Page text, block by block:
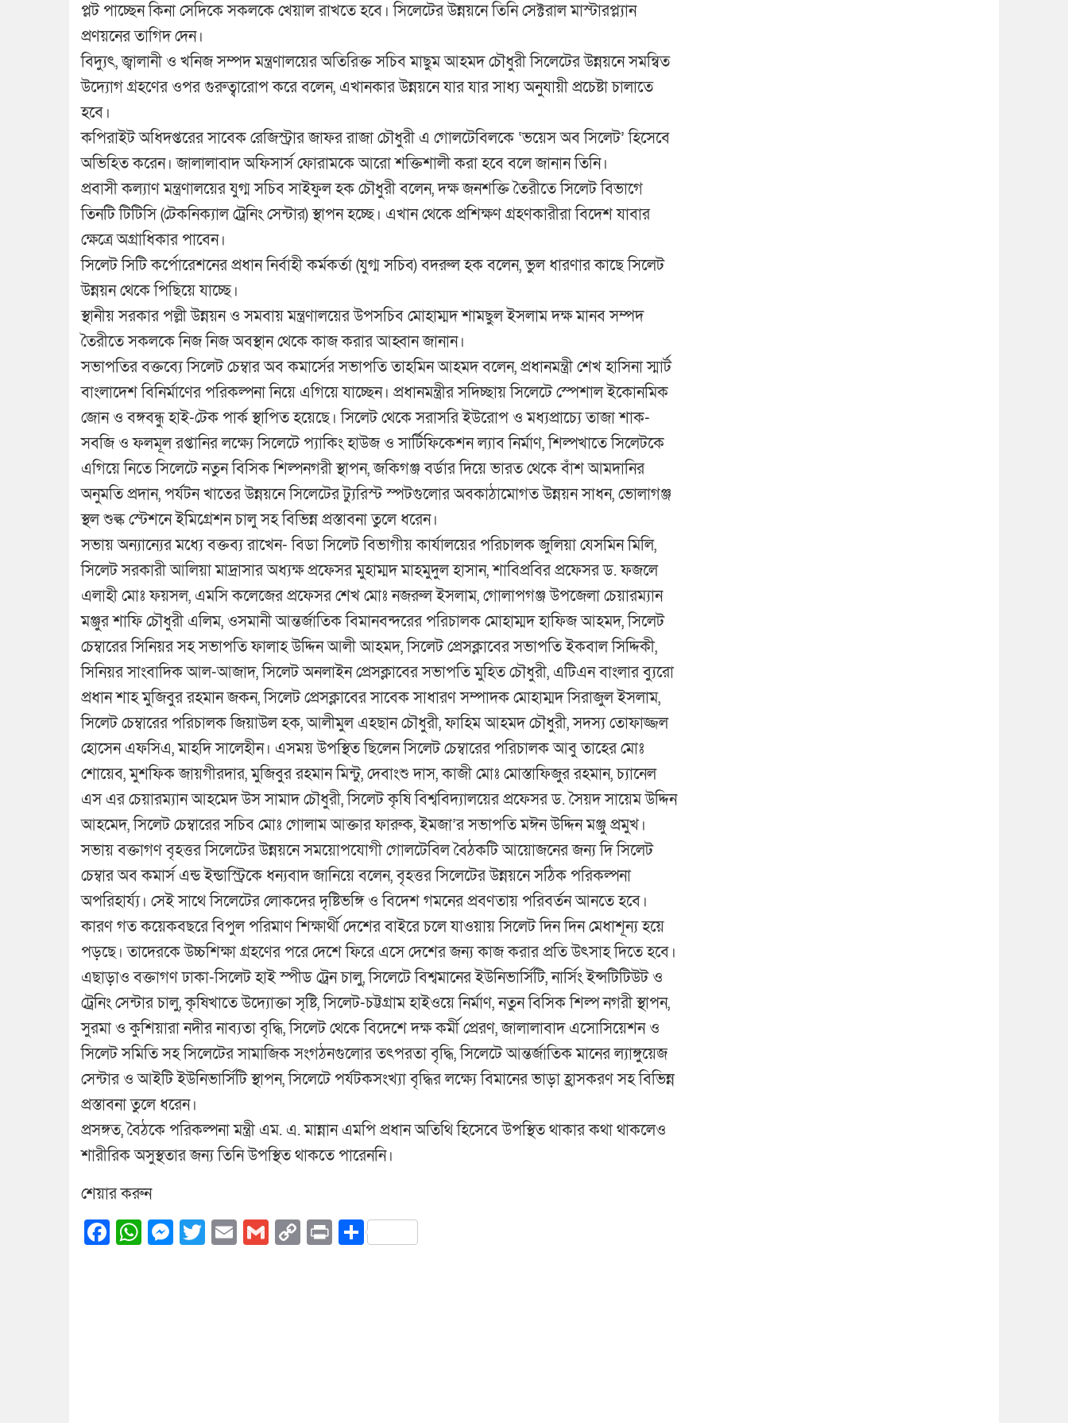
প্লট পাচ্ছেন কিনা সেদিকে সকলকে খেয়াল রাখতে হবে। সিলেটের উন্নয়নে তিনি সেক্টরাল মাস্টারপ্ল্যান
প্রণয়নের তাগিদ দেন।
বিদ্যুৎ, জ্বালানী ও খনিজ সম্পদ মন্ত্রণালয়ের অতিরিক্ত সচিব মাছুম আহমদ চৌধুরী সিলেটের উন্নয়নে সমন্বিত
উদ্যোগ গ্রহণের ওপর গুরুত্বারোপ করে বলেন, এখানকার উন্নয়নে যার যার সাধ্য অনুযায়ী প্রচেষ্টা চালাতে
হবে।
কপিরাইট অধিদপ্তরের সাবেক রেজিস্ট্রার জাফর রাজা চৌধুরী এ গোলটেবিলকে ‘ভয়েস অব সিলেট’ হিসেবে
অভিহিত করেন। জালালাবাদ অফিসার্স ফোরামকে আরো শক্তিশালী করা হবে বলে জানান তিনি।
প্রবাসী কল্যাণ মন্ত্রণালয়ের যুগ্ম সচিব সাইফুল হক চৌধুরী বলেন, দক্ষ জনশক্তি তৈরীতে সিলেট বিভাগে
তিনটি টিটিসি (টেকনিক্যাল ট্রেনিং সেন্টার) স্থাপন হচ্ছে। এখান থেকে প্রশিক্ষণ গ্রহণকারীরা বিদেশ যাবার
ক্ষেত্রে অগ্রাধিকার পাবেন।
সিলেট সিটি কর্পোরেশনের প্রধান নির্বাহী কর্মকর্তা (যুগ্ম সচিব) বদরুল হক বলেন, ভুল ধারণার কাছে সিলেট
উন্নয়ন থেকে পিছিয়ে যাচ্ছে।
স্থানীয় সরকার পল্লী উন্নয়ন ও সমবায় মন্ত্রণালয়ের উপসচিব মোহাম্মদ শামছুল ইসলাম দক্ষ মানব সম্পদ
তৈরীতে সকলকে নিজ নিজ অবস্থান থেকে কাজ করার আহ্বান জানান।
সভাপতির বক্তব্যে সিলেট চেম্বার অব কমার্সের সভাপতি তাহমিন আহমদ বলেন, প্রধানমন্ত্রী শেখ হাসিনা স্মার্ট
বাংলাদেশ বিনির্মাণের পরিকল্পনা নিয়ে এগিয়ে যাচ্ছেন। প্রধানমন্ত্রীর সদিচ্ছায় সিলেটে স্পেশাল ইকোনমিক
জোন ও বঙ্গবন্ধু হাই-টেক পার্ক স্থাপিত হয়েছে। সিলেট থেকে সরাসরি ইউরোপ ও মধ্যপ্রাচ্যে তাজা শাক-
সবজি ও ফলমূল রপ্তানির লক্ষ্যে সিলেটে প্যাকিং হাউজ ও সার্টিফিকেশন ল্যাব নির্মাণ, শিল্পখাতে সিলেটকে
এগিয়ে নিতে সিলেটে নতুন বিসিক শিল্পনগরী স্থাপন, জকিগঞ্জ বর্ডার দিয়ে ভারত থেকে বাঁশ আমদানির
অনুমতি প্রদান, পর্যটন খাতের উন্নয়নে সিলেটের ট্যুরিস্ট স্পটগুলোর অবকাঠামোগত উন্নয়ন সাধন, ভোলাগঞ্জ
স্থল শুল্ক স্টেশনে ইমিগ্রেশন চালু সহ বিভিন্ন প্রস্তাবনা তুলে ধরেন।
সভায় অন্যান্যের মধ্যে বক্তব্য রাখেন- বিডা সিলেট বিভাগীয় কার্যালয়ের পরিচালক জুলিয়া যেসমিন মিলি,
সিলেট সরকারী আলিয়া মাদ্রাসার অধ্যক্ষ প্রফেসর মুহাম্মদ মাহমুদুল হাসান, শাবিপ্রবির প্রফেসর ড. ফজলে
এলাহী মোঃ ফয়সল, এমসি কলেজের প্রফেসর শেখ মোঃ নজরুল ইসলাম, গোলাপগঞ্জ উপজেলা চেয়ারম্যান
মঞ্জুর শাফি চৌধুরী এলিম, ওসমানী আন্তর্জাতিক বিমানবন্দরের পরিচালক মোহাম্মদ হাফিজ আহমদ, সিলেট
চেম্বারের সিনিয়র সহ সভাপতি ফালাহ উদ্দিন আলী আহমদ, সিলেট প্রেসক্লাবের সভাপতি ইকবাল সিদ্দিকী,
সিনিয়র সাংবাদিক আল-আজাদ, সিলেট অনলাইন প্রেসক্লাবের সভাপতি মুহিত চৌধুরী, এটিএন বাংলার ব্যুরো
প্রধান শাহ মুজিবুর রহমান জকন, সিলেট প্রেসক্লাবের সাবেক সাধারণ সম্পাদক মোহাম্মদ সিরাজুল ইসলাম,
সিলেট চেম্বারের পরিচালক জিয়াউল হক, আলীমুল এহছান চৌধুরী, ফাহিম আহমদ চৌধুরী, সদস্য তোফাজ্জল
হোসেন এফসিএ, মাহদি সালেহীন। এসময় উপস্থিত ছিলেন সিলেট চেম্বারের পরিচালক আবু তাহের মোঃ
শোয়েব, মুশফিক জায়গীরদার, মুজিবুর রহমান মিন্টু, দেবাংশু দাস, কাজী মোঃ মোস্তাফিজুর রহমান, চ্যানেল
এস এর চেয়ারম্যান আহমেদ উস সামাদ চৌধুরী, সিলেট কৃষি বিশ্ববিদ্যালয়ের প্রফেসর ড. সৈয়দ সায়েম উদ্দিন
আহমেদ, সিলেট চেম্বারের সচিব মোঃ গোলাম আক্তার ফারুক, ইমজা’র সভাপতি মঈন উদ্দিন মঞ্জু প্রমুখ।
সভায় বক্তাগণ বৃহত্তর সিলেটের উন্নয়নে সময়োপযোগী গোলটেবিল বৈঠকটি আয়োজনের জন্য দি সিলেট
চেম্বার অব কমার্স এন্ড ইন্ডাস্ট্রিকে ধন্যবাদ জানিয়ে বলেন, বৃহত্তর সিলেটের উন্নয়নে সঠিক পরিকল্পনা
অপরিহার্য্য। সেই সাথে সিলেটের লোকদের দৃষ্টিভঙ্গি ও বিদেশ গমনের প্রবণতায় পরিবর্তন আনতে হবে।
কারণ গত কয়েকবছরে বিপুল পরিমাণ শিক্ষার্থী দেশের বাইরে চলে যাওয়ায় সিলেট দিন দিন মেধাশূন্য হয়ে
পড়ছে। তাদেরকে উচ্চশিক্ষা গ্রহণের পরে দেশে ফিরে এসে দেশের জন্য কাজ করার প্রতি উৎসাহ দিতে হবে।
এছাড়াও বক্তাগণ ঢাকা-সিলেট হাই স্পীড ট্রেন চালু, সিলেটে বিশ্বমানের ইউনিভার্সিটি, নার্সিং ইন্সটিটিউট ও
ট্রেনিং সেন্টার চালু, কৃষিখাতে উদ্যোক্তা সৃষ্টি, সিলেট-চট্টগ্রাম হাইওয়ে নির্মাণ, নতুন বিসিক শিল্প নগরী স্থাপন,
সুরমা ও কুশিয়ারা নদীর নাব্যতা বৃদ্ধি, সিলেট থেকে বিদেশে দক্ষ কর্মী প্রেরণ, জালালাবাদ এসোসিয়েশন ও
সিলেট সমিতি সহ সিলেটের সামাজিক সংগঠনগুলোর তৎপরতা বৃদ্ধি, সিলেটে আন্তর্জাতিক মানের ল্যাঙ্গুয়েজ
সেন্টার ও আইটি ইউনিভার্সিটি স্থাপন, সিলেটে পর্যটকসংখ্যা বৃদ্ধির লক্ষ্যে বিমানের ভাড়া হ্রাসকরণ সহ বিভিন্ন
প্রস্তাবনা তুলে ধরেন।
প্রসঙ্গত, বৈঠকে পরিকল্পনা মন্ত্রী এম. এ. মান্নান এমপি প্রধান অতিথি হিসেবে উপস্থিত থাকার কথা থাকলেও
শারীরিক অসুস্থতার জন্য তিনি উপস্থিত থাকতে পারেননি।
শেয়ার করুন
Facebook
WhatsApp
Messenger
Twitter
EmailGmailCopy
PrintShare